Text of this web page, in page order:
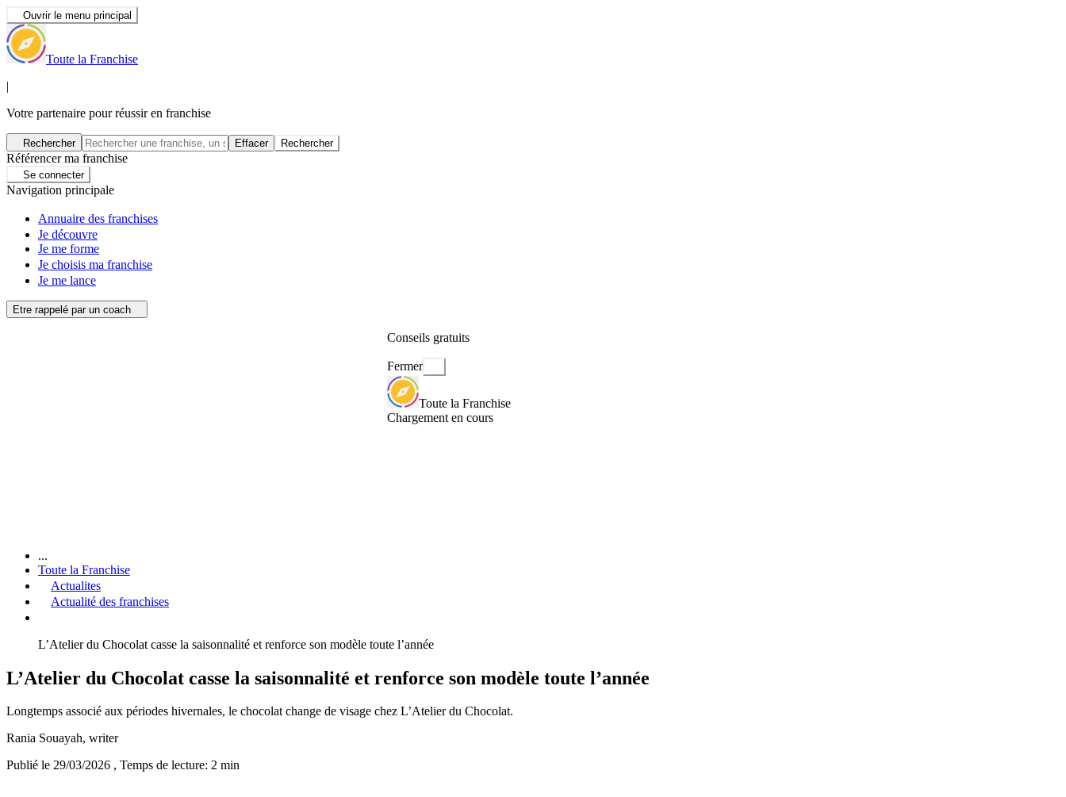
Ouvrir le menu principal
Toute la Franchise
|
Votre partenaire pour réussir en franchise
Rechercher Effacer Rechercher
Référencer ma franchise
Se connecter
Navigation principale
Annuaire des franchises
Je découvre
Je me forme
Je choisis ma franchise
Je me lance
Etre rappelé par un coach
Conseils gratuits
Fermer
Toute la Franchise
Chargement en cours
...
Toute la Franchise
Actualites
Actualité des franchises
L’Atelier du Chocolat casse la saisonnalité et renforce son modèle toute l’année
L’Atelier du Chocolat casse la saisonnalité et renforce son modèle toute l’année
Longtemps associé aux périodes hivernales, le chocolat change de visage chez L’Atelier du Chocolat.
Rania Souayah, writer
Publié le 29/03/2026 , Temps de lecture: 2 min